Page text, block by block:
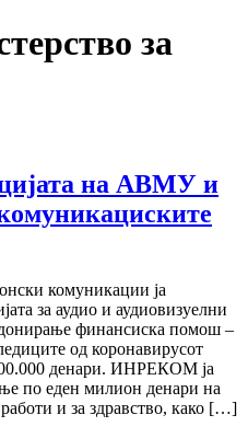
за
на АВМУ и
комуникации ја
за аудио и аудиовизуелни
финансиска помош –
од коронавирусот
денари. ИНРЕКОМ ја
по еден милион денари на
и за здравство, како […]